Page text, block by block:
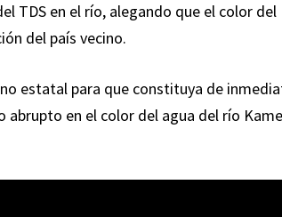
TDS en el río, alegando que el color del
del país vecino.
estatal para que constituya de
en el color del agua del río